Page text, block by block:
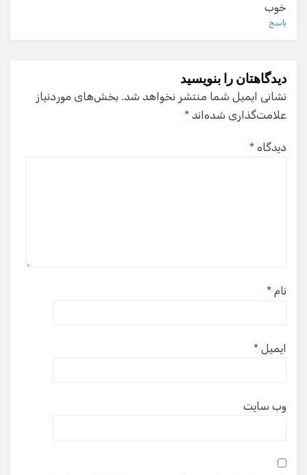
خوب
پاسخ
دیدگاهتان را بنویسید
نشانی ایمیل شما منتشر نخواهد شد. بخش‌های موردنیاز
علامت‌گذاری شده‌اند *
دیدگاه *
نام *
ایمیل *
وب‌ سایت